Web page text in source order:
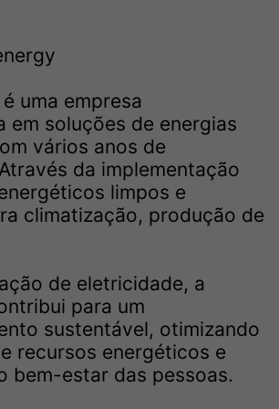
uma empresa
em soluções de energias
vários anos de
da implementação
limpos e
climatização, produção de
de eletricidade, a
para um
sustentável, otimizando
recursos energéticos e
bem-estar das pessoas.